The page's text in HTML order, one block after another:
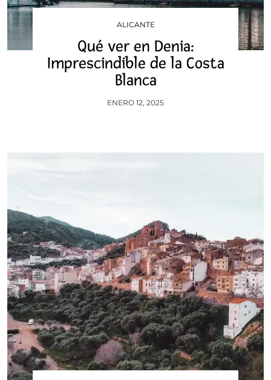
ALICANTE
Qué ver en Denia:
Imprescindible de la Costa
Blanca
ENERO 12, 2025